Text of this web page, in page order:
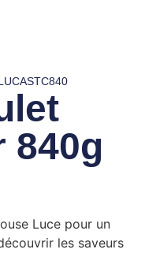
840g
Luce pour un
les saveurs